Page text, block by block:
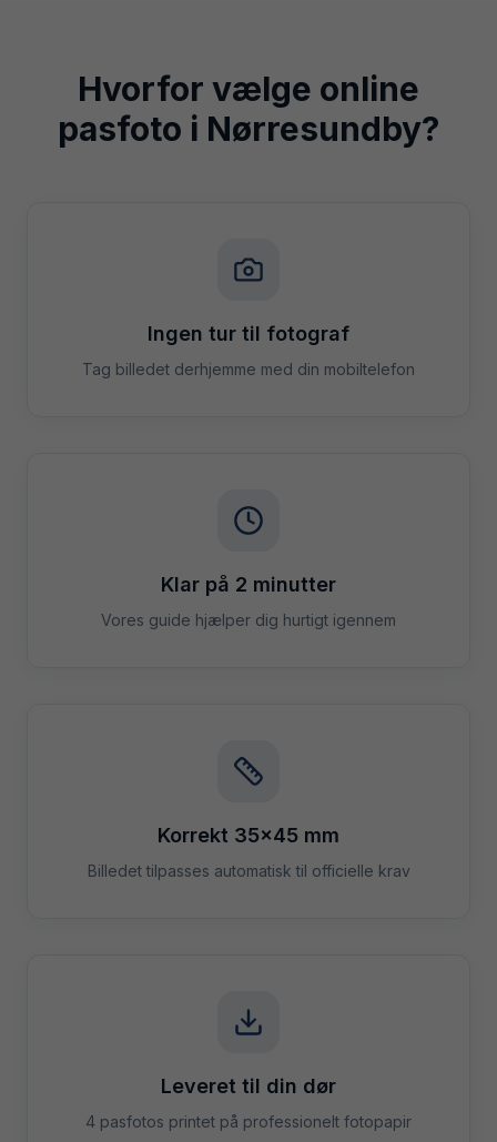
Hvorfor vælge online
pasfoto i Nørresundby?
Ingen tur til fotograf
Tag billedet derhjemme med din mobiltelefon
Klar på 2 minutter
Vores guide hjælper dig hurtigt igennem
Korrekt 35×45 mm
Billedet tilpasses automatisk til officielle krav
Leveret til din dør
4 pasfotos printet på professionelt fotopapir